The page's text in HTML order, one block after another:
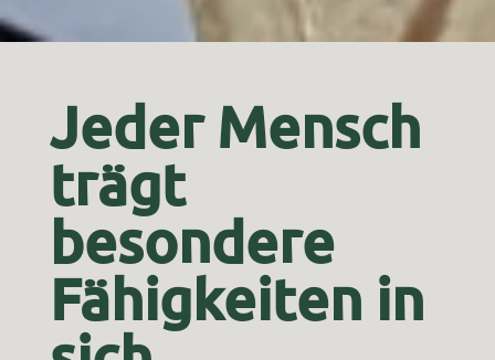
Jeder Mensch
trägt
besondere
Fähigkeiten in